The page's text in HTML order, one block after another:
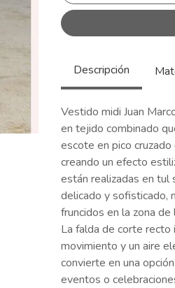
Descripción
Vestido midi Juan
en tejido combinado
escote en pico
creando un efecto
están realizadas en tul
delicado y sofisticado,
fruncidos en la zona
La falda de corte recto
movimiento y un aire
convierte en una
eventos o